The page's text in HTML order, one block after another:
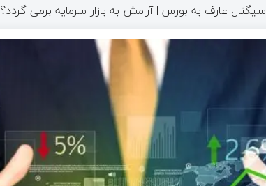
سیگنال عارف به بورس | آرامش به بازار سرمایه برمی گردد؟